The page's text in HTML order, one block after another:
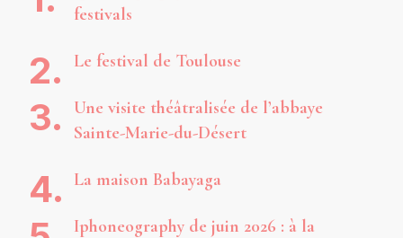
festivals
Le festival de Toulouse
Une visite théâtralisée de l’abbaye
Sainte-Marie-du-Désert
La maison Babayaga
Iphoneography de juin 2026 : à la